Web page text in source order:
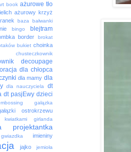
book ażurowe tło
ażurowy krzyż
baza bałwanki
bingo blejtram
border
brokat
bukiet choinka
chusteczkownik
decoupage
dla chłopca
dla mamy dla
dla nauczyciela
dt
dt pasjEwy dzieci
gałązka
ostrokrzewu
girlanda
projektantka
gwiazdka imieniny
jajko
jemioła